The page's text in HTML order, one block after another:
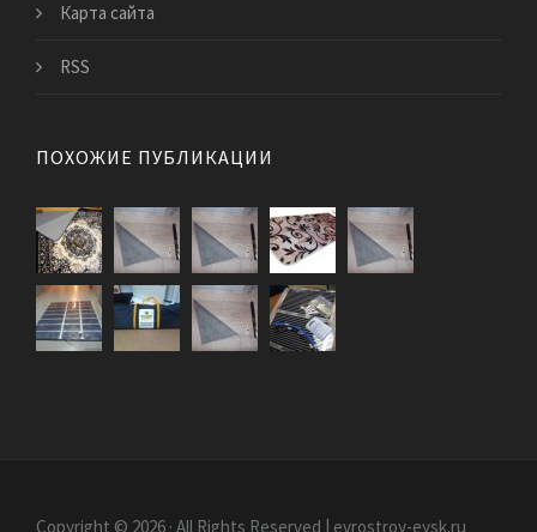
Карта сайта
RSS
ПОХОЖИЕ ПУБЛИКАЦИИ
Copyright © 2026 · All Rights Reserved | evrostroy-eysk.ru